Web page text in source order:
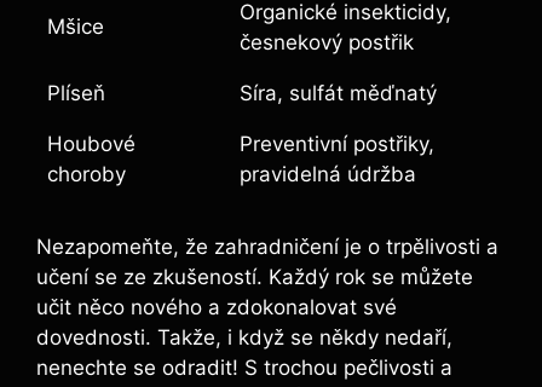
Mšice
Organické insekticidy,
česnekový postřik
Plíseň Síra, sulfát měďnatý
Houbové
choroby
Preventivní postřiky,
pravidelná údržba
Nezapomeňte, že zahradničení je o trpělivosti a
učení se ze zkušeností. Každý rok se můžete
učit něco nového a zdokonalovat své
dovednosti. Takže, i když se někdy nedaří,
nenechte se odradit! S trochou pečlivosti a